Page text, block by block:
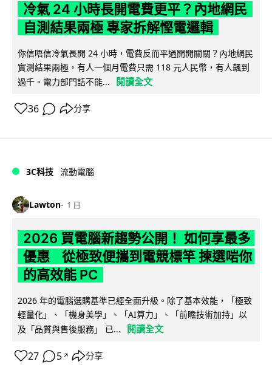
冷氣 24 小時長開電費更平？內地網民
自測結果兩極 專家拆解慳電邏輯
你信唔信冷氣長開 24 小時，電費反而平過開開關關？內地網民
實測結果兩極，有人一個月電費只需 118 元人民幣，有人飆到
過千。電力部門話不能...
閱讀全文
36 分享
3C科技 流動電腦
Lawton 1 日
2026 買電腦新趨勢公開！ 如何享最多
優惠 從極致便攜到電競標竿 揀選啱你
的高效能 PC
2026 年的電腦選購基準已經全面升級。除了基本效能，「極致
輕量化」、「機身美學」、「AI算力」、「前瞻技術加持」以
及「品質與售後服務」 已...
閱讀全文
27 5 ↗ 分享